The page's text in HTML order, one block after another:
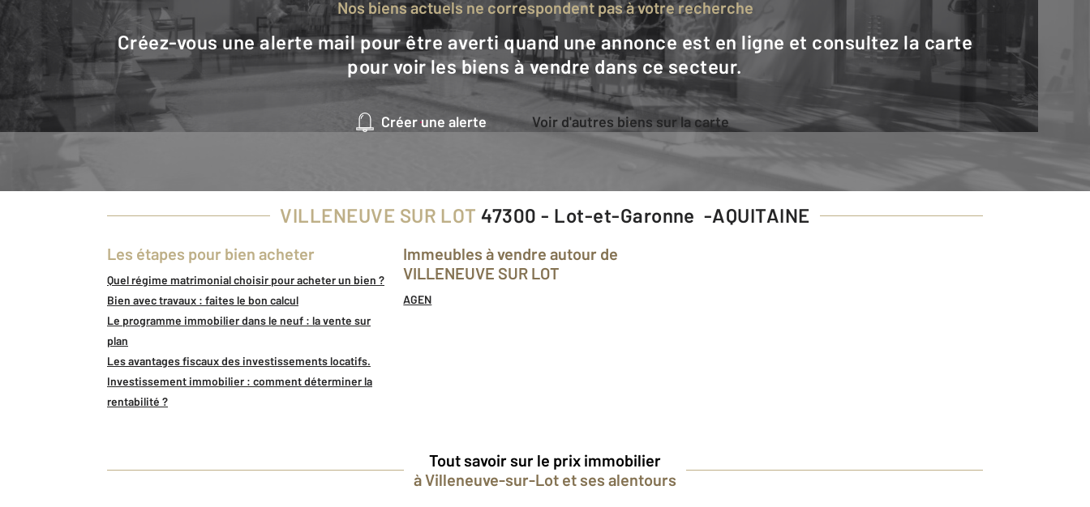
Nos biens actuels ne correspondent pas à votre recherche
Créez-vous une alerte mail pour être averti quand une annonce est en ligne et consultez la carte
pour voir les biens à vendre dans ce secteur.
Créer une alerte Voir d'autres biens sur la carte
VILLENEUVE SUR LOT 47300 - Lot-et-Garonne -AQUITAINE
Les étapes pour bien acheter
Quel régime matrimonial choisir pour acheter un bien ?
Bien avec travaux : faites le bon calcul
Le programme immobilier dans le neuf : la vente sur
plan
Les avantages fiscaux des investissements locatifs.
Investissement immobilier : comment déterminer la
rentabilité ?
Immeubles à vendre autour de
VILLENEUVE SUR LOT
AGEN
Tout savoir sur le prix immobilier
à Villeneuve-sur-Lot et ses alentours